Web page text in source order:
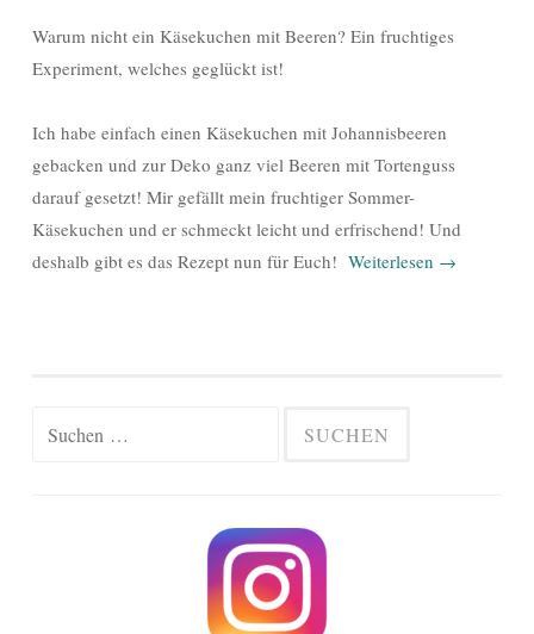
Warum nicht ein Käsekuchen mit Beeren? Ein fruchtiges
Experiment, welches geglückt ist!
Ich habe einfach einen Käsekuchen mit Johannisbeeren
gebacken und zur Deko ganz viel Beeren mit Tortenguss
darauf gesetzt! Mir gefällt mein fruchtiger Sommer-
Käsekuchen und er schmeckt leicht und erfrischend! Und
deshalb gibt es das Rezept nun für Euch! Weiterlesen →
Suchen